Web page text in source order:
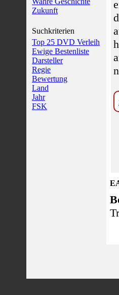
Zukunft
Suchkriterien
Top 25 DVD Verleih
Ewige Bestenliste
Darsteller
Regie
Bewertung
Land
Jahr
FSK